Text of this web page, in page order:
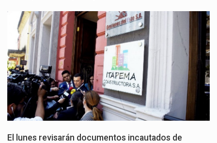
El lunes revisarán documentos incautados de